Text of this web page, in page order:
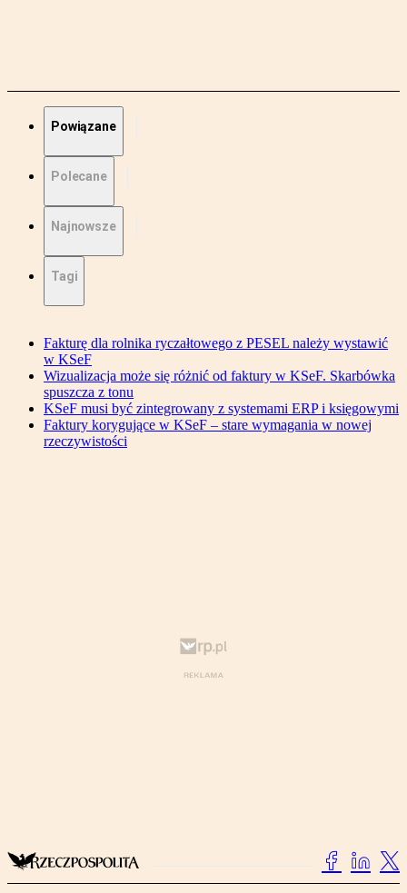
Powiązane
Polecane
Najnowsze
Tagi
Fakturę dla rolnika ryczałtowego z PESEL należy wystawić
w KSeF
Wizualizacja może się różnić od faktury w KSeF. Skarbówka
spuszcza z tonu
KSeF musi być zintegrowany z systemami ERP i księgowymi
Faktury korygujące w KSeF – stare wymagania w nowej
rzeczywistości